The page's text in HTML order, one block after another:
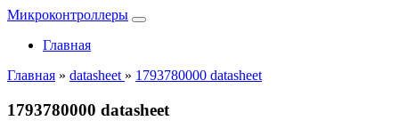
Микроконтроллеры
Главная
Главная » datasheet » 1793780000 datasheet
1793780000 datasheet